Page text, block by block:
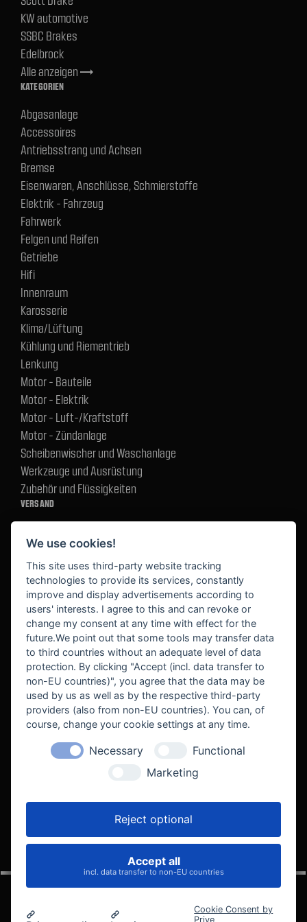
KW automotive
SSBC Brakes
Edelbrock
Alle anzeigentrending_flat
KATEGORIEN
Abgasanlage
Accessoires
Antriebsstrang und Achsen
Bremse
Eisenwaren, Anschlüsse, Schmierstoffe
Elektrik - Fahrzeug
Fahrwerk
Felgen und Reifen
Getriebe
Hifi
Innenraum
Karosserie
Klima/Lüftung
Kühlung und Riementrieb
Lenkung
Motor - Bauteile
Motor - Elektrik
Motor - Luft-/Kraftstoff
Motor - Zündanlage
Scheibenwischer und Waschanlage
Werkzeuge und Ausrüstung
Zubehör und Flüssigkeiten
VERSAND
BEKANNT AUS
VELOCITY AUTOMOTIVE
We use cookies!
This site uses third-party website tracking
technologies to provide its services, constantly
improve and display advertisements according to
users' interests. I agree to this and can revoke or
change my consent at any time with effect for the
future.We point out that some tools may transfer data
to third countries without an adequate level of data
protection. By clicking "Accept (incl. data transfer to
non-EU countries)", you agree that the data may be
used by us as well as by the respective third-party
providers (also from non-EU countries). You can, of
course, change your cookie settings at any time.
Necessary
Functional
Marketing
Reject optional
Accept all
incl. data transfer to non-EU countries
Cookie Consent by
Prive